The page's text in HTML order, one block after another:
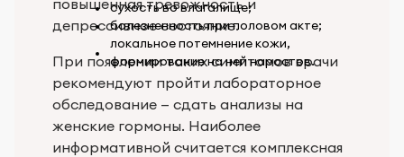
сухость во влагалище;
болезненность при половом акте;
локальное потемнение кожи,
формирование на ней наростов.
депрессивное состояние.
При появлении таких симптомов врачи
рекомендуют пройти лабораторное
обследование — сдать анализы на
женские гормоны. Наиболее
информативной считается комплексная